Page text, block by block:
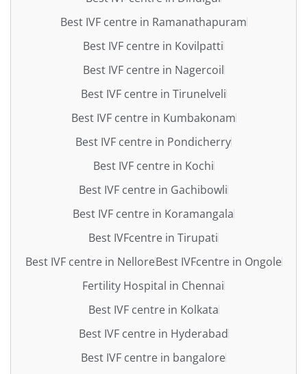
Best IVF centre in Ramanathapuram
Best IVF centre in Kovilpatti
Best IVF centre in Nagercoil
Best IVF centre in Tirunelveli
Best IVF centre in Kumbakonam
Best IVF centre in Pondicherry
Best IVF centre in Kochi
Best IVF centre in Gachibowli
Best IVF centre in Koramangala
Best IVFcentre in Tirupati
Best IVF centre in NelloreBest IVFcentre in Ongole
Fertility Hospital in Chennai
Best IVF centre in Kolkata
Best IVF centre in Hyderabad
Best IVF centre in bangalore